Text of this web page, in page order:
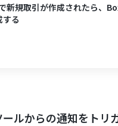
新規取引が作成されたら、
する
ルからの通知をトリ